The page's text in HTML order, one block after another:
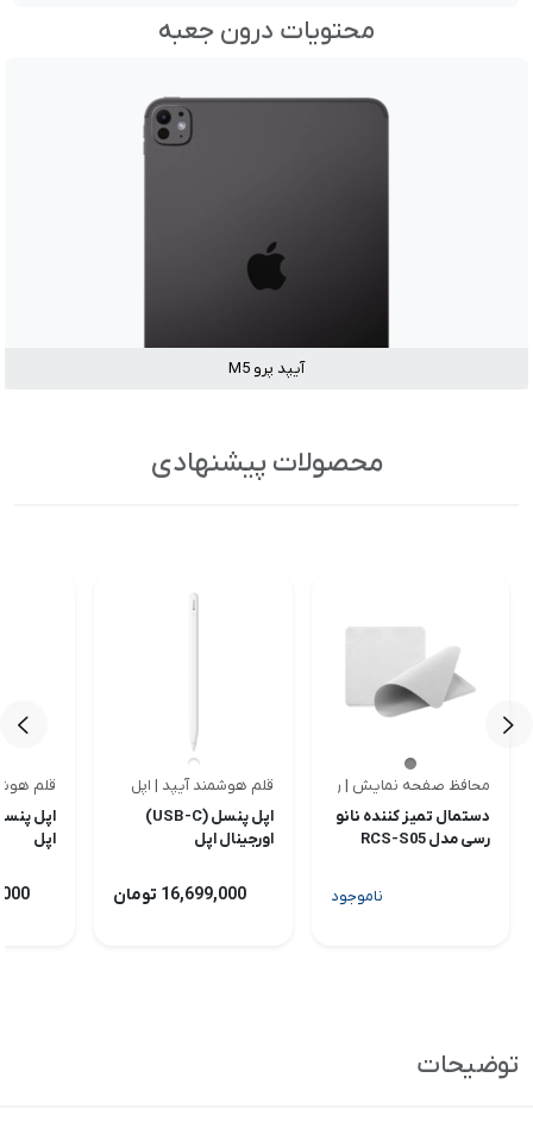
محتویات درون جعبه
آیپد پرو M5
محصولات پیشنهادی
<
محافظ صفحه نمایش | رسی
دستمال تمیز کننده نانو
رسی مدل RCS-S05
ناموجود
قلم هوشمند آیپد | اپل
اپل پنسل (USB-C)
اورجینال اپل
16,699,000 تومان
قلم
اپل
اپل
توضیحات